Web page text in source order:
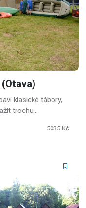
klasické tábory,
trochu
5035 Kč